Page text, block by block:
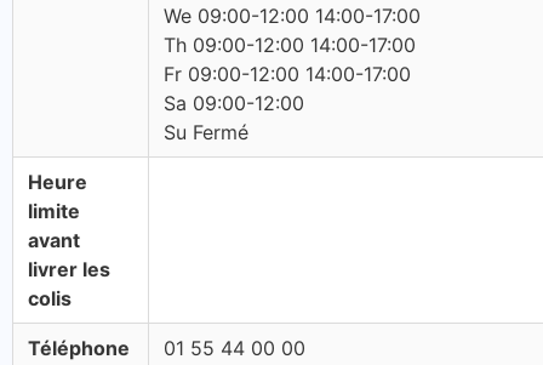
We 09:00-12:00 14:00-17:00
Th 09:00-12:00 14:00-17:00
Fr 09:00-12:00 14:00-17:00
Sa 09:00-12:00
Su Fermé
Heure
limite
avant
livrer les
colis
Téléphone 01 55 44 00 00